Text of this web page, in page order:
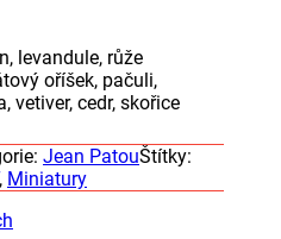
levandule, růže
oříšek, pačuli,
vetiver, cedr, skořice
Jean PatouŠtítky:
, Miniatury